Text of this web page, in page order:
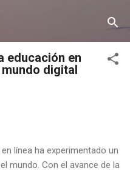
principal
educación en
digital
línea ha experimentado un
mundo. Con el avance de la